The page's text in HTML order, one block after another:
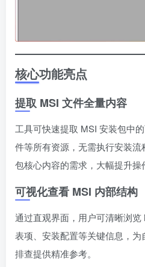
核心功能亮点
提取 MSI 文件全量内容
工具可快速提取 MSI 安装包中
件等所有资源，无需执行安装
包核心内容的需求，大幅提升操
可视化查看 MSI 内部结构
通过直观界面，用户可清晰浏
表项、安装配置等关键信息，
排查提供精准参考。